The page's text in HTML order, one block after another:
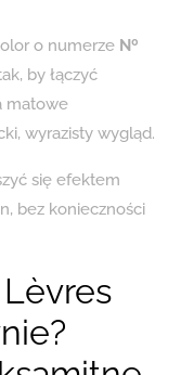
o numerze Nº
by łączyć
matowe
wyrazisty wygląd.
się efektem
bez konieczności